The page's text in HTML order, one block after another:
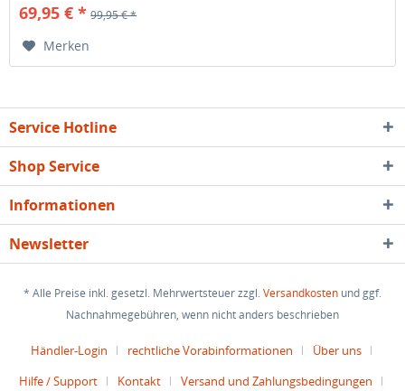
69,95 € * 99,95 € *
Merken
Service Hotline
Shop Service
Informationen
Newsletter
* Alle Preise inkl. gesetzl. Mehrwertsteuer zzgl.Versandkosten und ggf.
Nachnahmegebühren, wenn nicht anders beschrieben
Händler-Login rechtliche Vorabinformationen
Über uns
Hilfe / Support
Kontakt Versand und Zahlungsbedingungen